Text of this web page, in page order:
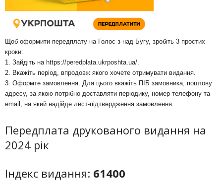
Щоб оформити передплату на Голос з-над Бугу, зробіть 3 простих
кроки:
1. Зайдіть на https://peredplata.ukrposhta.ua/
2. Вкажіть період, впродовж якого хочете отримувати видання.
3. Оформте замовлення. Для цього вкажіть ПІБ замовника, поштову
адресу, за якою потрібно доставляти періодику, номер телефону та
email, на який надійде лист-підтвердження замовлення.
Передплата друкованого видання на
2024 рік
Індекс видання: 61400